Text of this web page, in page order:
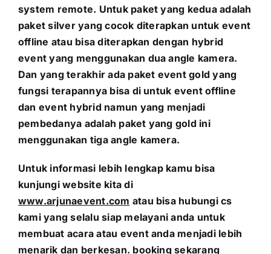
system remote. Untuk paket yang kedua adalah
paket silver yang cocok diterapkan untuk event
offline atau bisa diterapkan dengan hybrid
event yang menggunakan dua angle kamera.
Dan yang terakhir ada paket event gold yang
fungsi terapannya bisa di untuk event offline
dan event hybrid namun yang menjadi
pembedanya adalah paket yang gold ini
menggunakan tiga angle kamera.
Untuk informasi lebih lengkap kamu bisa
kunjungi website kita di
www.arjunaevent.com atau bisa hubungi cs
kami yang selalu siap melayani anda untuk
membuat acara atau event anda menjadi lebih
menarik dan berkesan. booking sekarang